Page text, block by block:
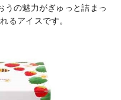
うの魅力がぎゅっと詰まっ
るアイスです。